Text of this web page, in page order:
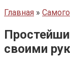
Главная »
своими